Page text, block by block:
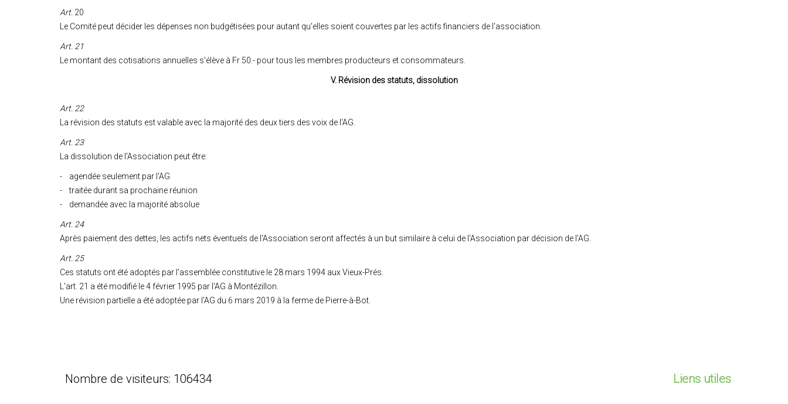
Art. 20
Le Comité peut décider les dépenses non budgétisées pour autant qu'elles soient couvertes par les actifs financiers de l'association.
Art. 21
Le montant des cotisations annuelles s'élève à Fr 50.- pour tous les membres producteurs et consommateurs.
V. Révision des statuts, dissolution
Art. 22
La révision des statuts est valable avec la majorité des deux tiers des voix de l'AG.
Art. 23
La dissolution de l'Association peut être:
- agendée seulement par l'AG
- traitée durant sa prochaine réunion
- demandée avec la majorité absolue
Art. 24
Après paiement des dettes, les actifs nets éventuels de l'Association seront affectés à un but similaire à celui de l'Association par décision de l'AG.
Art. 25
Ces statuts ont été adoptés par l'assemblée constitutive le 28 mars 1994 aux Vieux-Prés.
L'art. 21 a été modifié le 4 février 1995 par l'AG à Montézillon.
Une révision partielle a été adoptée par l'AG du 6 mars 2019 à la ferme de Pierre-à-Bot.
Nombre de visiteurs: 106434 Liens utiles